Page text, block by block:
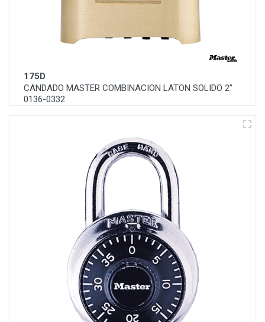
175D
CANDADO MASTER COMBINACION LATON SOLIDO 2”
0136-0332